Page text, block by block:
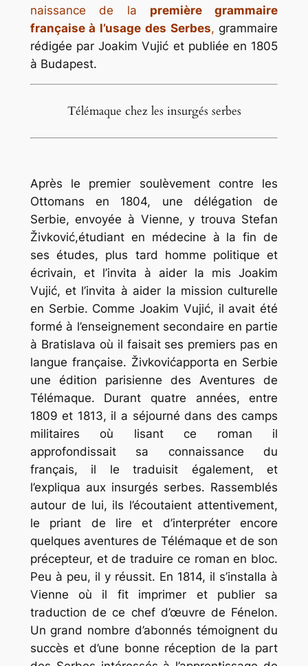
naissance de la première grammaire
française à l’usage des Serbes, grammaire
rédigée par Joakim Vujić et publiée en 1805
à Budapest.
Télémaque chez les insurgés serbes
Après le premier soulèvement contre les
Ottomans en 1804, une délégation de
Serbie, envoyée à Vienne, y trouva Stefan
Živković,étudiant en médecine à la fin de
ses études, plus tard homme politique et
écrivain, et l’invita à aider la mis Joakim
Vujić, et l’invita à aider la mission culturelle
en Serbie. Comme Joakim Vujić, il avait été
formé à l’enseignement secondaire en partie
à Bratislava où il faisait ses premiers pas en
langue française. Živkovićapporta en Serbie
une édition parisienne des Aventures de
Télémaque. Durant quatre années, entre
1809 et 1813, il a séjourné dans des camps
militaires où lisant ce roman il
approfondissait sa connaissance du
français, il le traduisit également, et
l’expliqua aux insurgés serbes. Rassemblés
autour de lui, ils l’écoutaient attentivement,
le priant de lire et d’interpréter encore
quelques aventures de Télémaque et de son
précepteur, et de traduire ce roman en bloc.
Peu à peu, il y réussit. En 1814, il s’installa à
Vienne où il fit imprimer et publier sa
traduction de ce chef d’œuvre de Fénelon.
Un grand nombre d’abonnés témoignent du
succès et d’une bonne réception de la part